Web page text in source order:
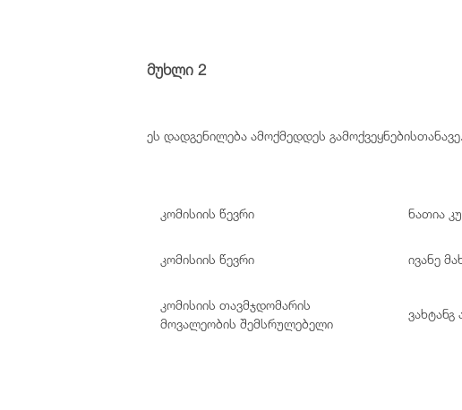
მუხლი 2
ეს დადგენილება ამოქმედდეს გამოქვეყნებისთანავე.
კომისიის წევრი
ნათია
კომისიის წევრი
ივანე
კომისიის თავმჯდომარის
მოვალეობის შემსრულებელი ვახტანგ